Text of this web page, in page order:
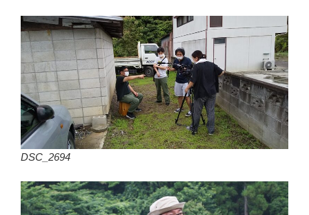
DSC_2694